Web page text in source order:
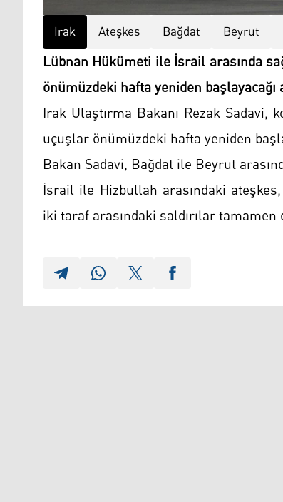
Irak Ateşkes Bağdat Beyrut
Lübnan Hükümeti ile İsrail arasında
önümüzdeki hafta yeniden başlayacağı
Irak Ulaştırma Bakanı Rezak Sadavi,
uçuşlar önümüzdeki hafta yeniden
Bakan Sadavi, Bağdat ile Beyrut
İsrail ile Hizbullah arasındaki
iki taraf arasındaki saldırılar tamamen